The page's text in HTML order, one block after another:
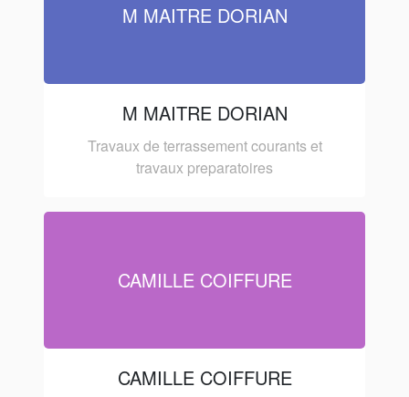
M MAITRE DORIAN
M MAITRE DORIAN
Travaux de terrassement courants et
travaux preparatoires
CAMILLE COIFFURE
CAMILLE COIFFURE